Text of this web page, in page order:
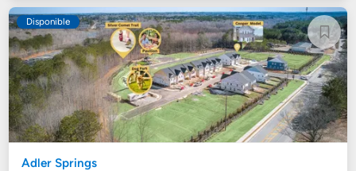
Disponible
Adler Springs